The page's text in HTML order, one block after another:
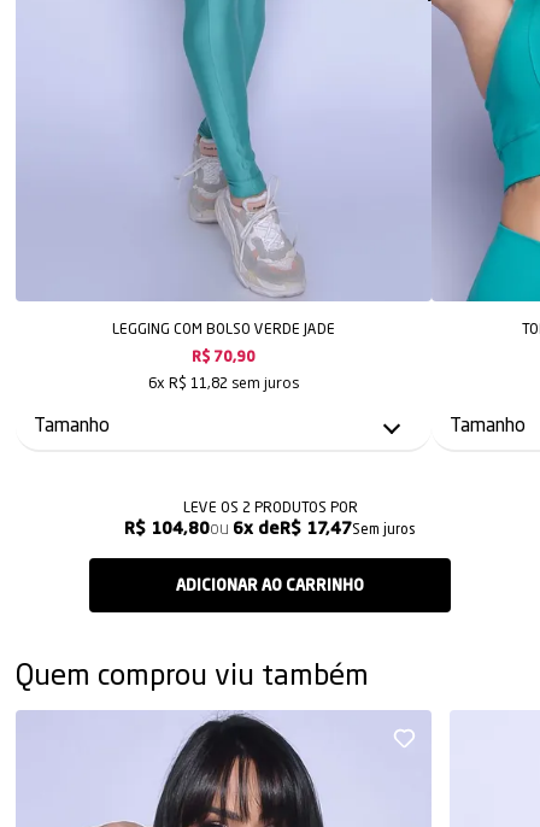
LEGGING COM BOLSO VERDE JADE
R$ 70,90
6x R$ 11,82 sem juros
LEVE OS 2 PRODUTOS
R$ 104,80 6x R$ 17,47Sem juros
Quem comprou viu também